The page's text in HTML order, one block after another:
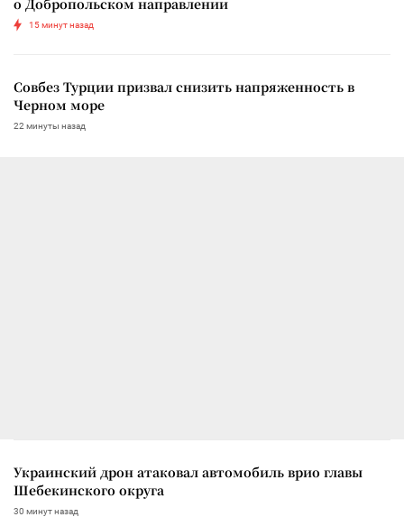
15 минут назад
Совбез Турции призвал снизить напряженность в
Черном море
22 минуты назад
Украинский дрон атаковал автомобиль врио главы
Шебекинского округа
30 минут назад